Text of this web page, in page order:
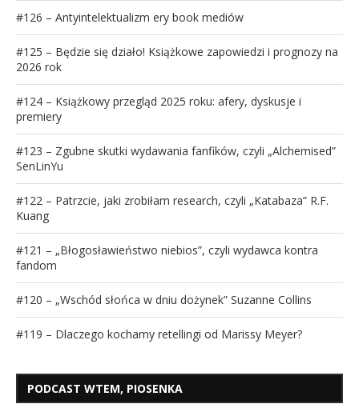
#126 – Antyintelektualizm ery book mediów
#125 – Będzie się działo! Książkowe zapowiedzi i prognozy na
2026 rok
#124 – Książkowy przegląd 2025 roku: afery, dyskusje i
premiery
#123 – Zgubne skutki wydawania fanfików, czyli „Alchemised”
SenLinYu
#122 – Patrzcie, jaki zrobiłam research, czyli „Katabaza” R.F.
Kuang
#121 – „Błogosławieństwo niebios”, czyli wydawca kontra
fandom
#120 – „Wschód słońca w dniu dożynek” Suzanne Collins
#119 – Dlaczego kochamy retellingi od Marissy Meyer?
PODCAST WTEM, PIOSENKA